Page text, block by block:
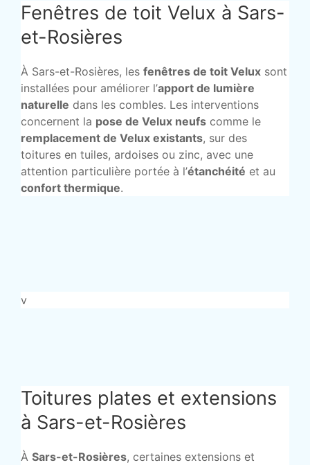
Fenêtres de toit Velux à Sars-
et-Rosières
À Sars-et-Rosières, les fenêtres de toit Velux sont
installées pour améliorer l’apport de lumière
naturelle dans les combles. Les interventions
concernent la pose de Velux neufs comme le
remplacement de Velux existants, sur des
toitures en tuiles, ardoises ou zinc, avec une
attention particulière portée à l’étanchéité et au
confort thermique.
v
Toitures plates et extensions
à Sars-et-Rosières
À Sars-et-Rosières, certaines extensions et